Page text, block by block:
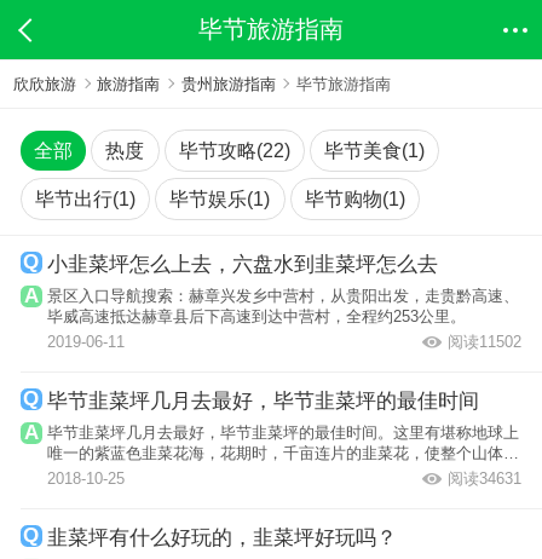
毕节旅游指南
欣欣旅游 旅游指南 贵州旅游指南 毕节旅游指南
全部 热度 毕节攻略(22) 毕节美食(1)
毕节出行(1) 毕节娱乐(1) 毕节购物(1)
小韭菜坪怎么上去，六盘水到韭菜坪怎么去
景区入口导航搜索：赫章兴发乡中营村，从贵阳出发，走贵黔高速、
毕威高速抵达赫章县后下高速到达中营村，全程约253公里。
2019-06-11
阅读11502
毕节韭菜坪几月去最好，毕节韭菜坪的最佳时间
毕节韭菜坪几月去最好，毕节韭菜坪的最佳时间。这里有堪称地球上
唯一的紫蓝色韭菜花海，花期时，千亩连片的韭菜花，使整个山体成
了韭菜花的...
2018-10-25 阅读34631
韭菜坪有什么好玩的，韭菜坪好玩吗？